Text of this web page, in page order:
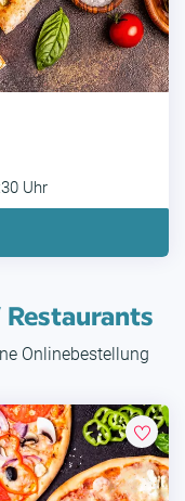
Uhr
Onlinebestellung